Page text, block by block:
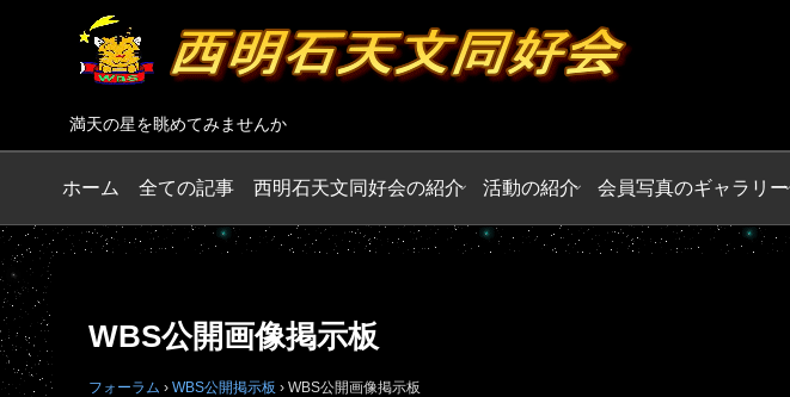
満天の星を眺めてみませんか
ホーム 全ての記事 西明石天文同好会の紹介 活動の紹介 会員写真のギャラリー
WBS公開画像掲示板
フォーラム › WBS公開掲示板 › WBS公開画像掲示板